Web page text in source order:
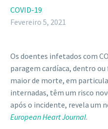
COVID-19
Fevereiro 5, 2021
Os doentes infetados com
paragem cardíaca, dentro
maior de morte, em
internadas, têm um risco
após o incidente, revela um
European Heart Journal.